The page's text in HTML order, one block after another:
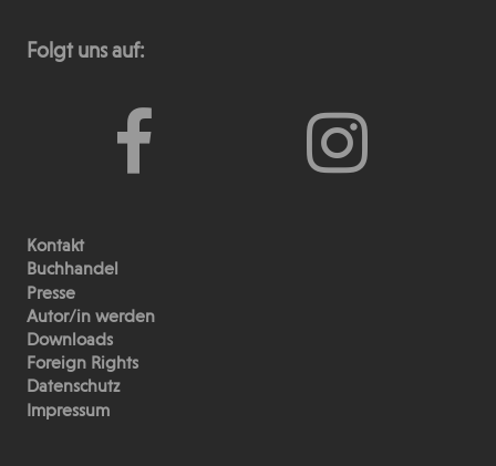
Folgt uns auf:
Kontakt
Buchhandel
Presse
Autor/in werden
Downloads
Foreign Rights
Datenschutz
Impressum